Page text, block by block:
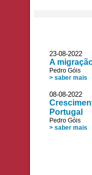
23-08-2022
A
Pedro Góis
> saber mais
08-08-2022
Portugal
Pedro Góis
> saber mais